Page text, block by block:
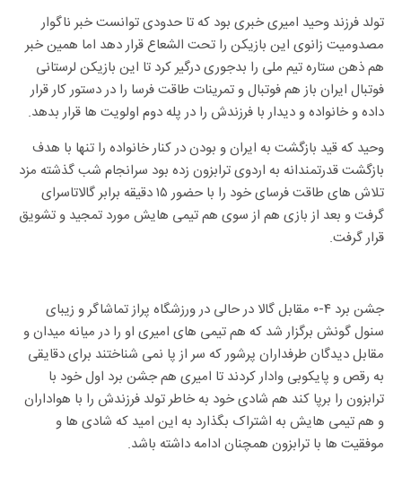
تولد فرزند وحید امیری خبری بود که تا حدودی توانست خبر ناگوار
مصدومیت زانوی این بازیکن را تحت الشعاع قرار دهد اما همین خبر
هم ذهن ستاره تیم ملی را بدجوری درگیر کرد تا این بازیکن لرستانی
فوتبال ایران باز هم فوتبال و تمرینات طاقت فرسا را در دستور کار قرار
داده و خانواده و دیدار با فرزندش را در پله دوم اولویت ها قرار بدهد.
وحید که قید بازگشت به ایران و بودن در کنار خانواده را تنها با هدف
بازگشت قدرتمندانه به اردوی ترابزون زده بود سرانجام شب گذشته مزد
تلاش های طاقت فرسای خود را با حضور ۱۵ دقیقه برابر گالاتاسرای
گرفت و بعد از بازی هم از سوی هم تیمی هایش مورد تمجید و تشویق
قرار گرفت.
جشن برد ۴-۰ مقابل گالا در حالی در ورزشگاه پراز تماشاگر و زیبای
سنول گونش برگزار شد که هم تیمی های امیری او را در میانه میدان و
مقابل دیدگان طرفداران پرشور که سر از پا نمی شناختند برای دقایقی
به رقص و پایکوبی وادار کردند تا امیری هم جشن برد اول خود با
ترابزون را برپا کند هم شادی خود به خاطر تولد فرزندش را با هواداران
و هم تیمی هایش به اشتراک بگذارد به این امید که شادی ها و
موفقیت ها با ترابزون همچنان ادامه داشته باشد.